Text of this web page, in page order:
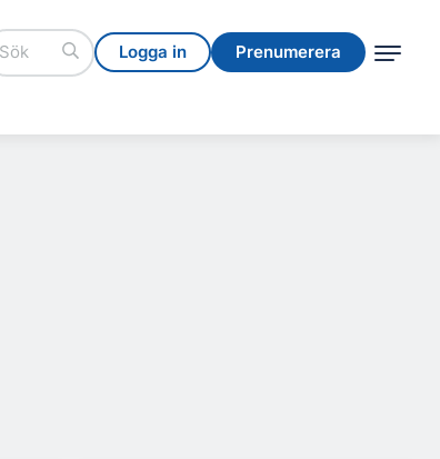
Logga in Prenumerera
Logga in Prenumerera